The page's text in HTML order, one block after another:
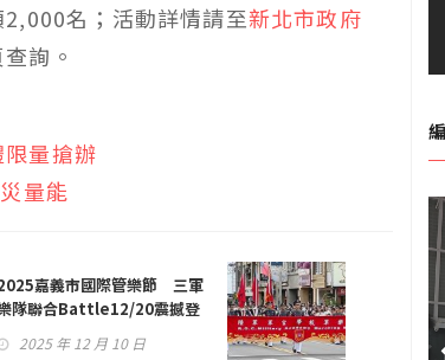
名；活動詳情請至新北市政府
詢。
量搶辦
量能
嘉義市國際管樂節 三軍
隊聯合Battle12/20震撼登
2025 年 12 月 10 日